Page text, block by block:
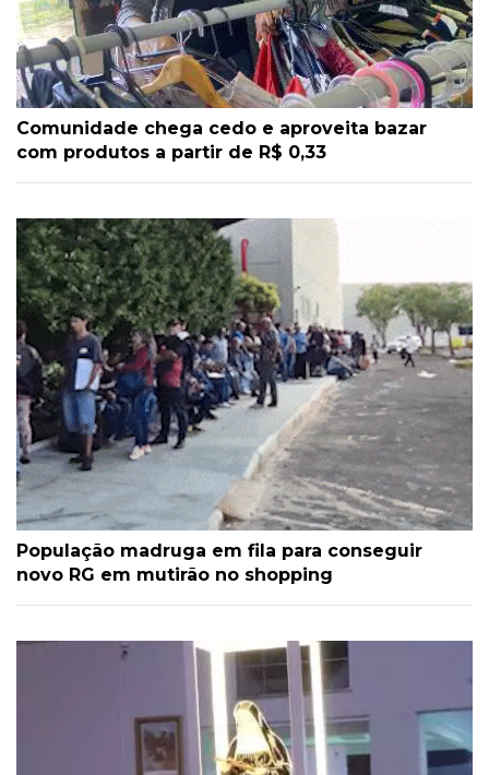
Comunidade chega cedo e aproveita bazar
com produtos a partir de R$ 0,33
População madruga em fila para conseguir
novo RG em mutirão no shopping